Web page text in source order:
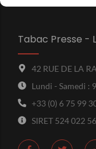
Tabac Presse -
42 RUE DE LA
Lundi - Samedi :
+33 (0) 6 75 99
SIRET 524 022